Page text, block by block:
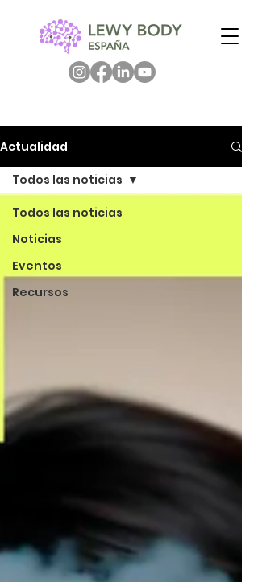
Actualidad
Todos las noticias
Noticias
Eventos
Recursos
Todos las noticias